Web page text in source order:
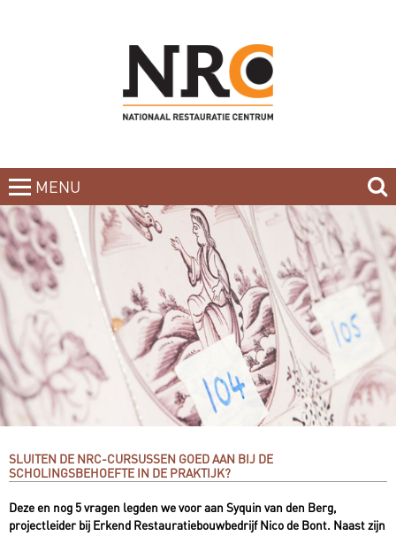
MENU
CLOSE
HOME
CURSUSAANBOD
BOEKEN
OVER DE DOCENTEN
INCOMPANY-CURSUS
NIEUWSBRIEF
CONTACT
OVER ONS
PARTNERS
SLUITEN DE NRC-CURSUSSEN GOED AAN BIJ DE
SCHOLINGSBEHOEFTE IN DE PRAKTIJK?
Deze en nog 5 vragen legden we voor aan Syquin van den Berg,
projectleider bij Erkend Restauratiebouwbedrijf Nico de Bont. Naast zijn